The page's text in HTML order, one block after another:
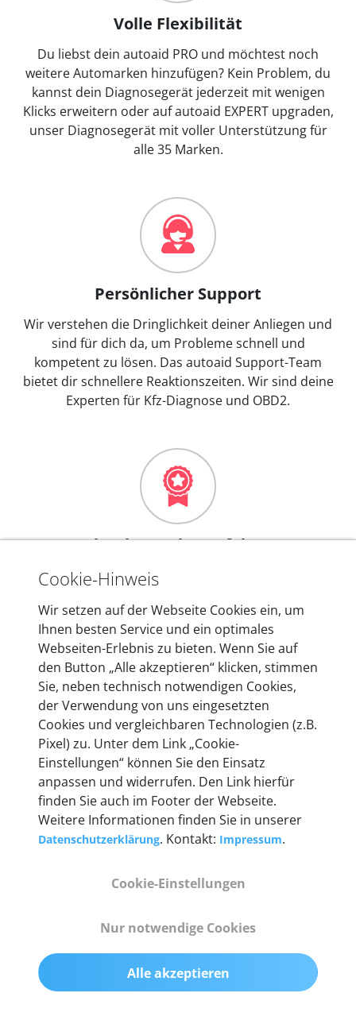
Volle Flexibilität
Du liebst dein autoaid PRO und möchtest noch
weitere Automarken hinzufügen? Kein Problem, du
kannst dein Diagnosegerät jederzeit mit wenigen
Klicks erweitern oder auf autoaid EXPERT upgraden,
unser Diagnosegerät mit voller Unterstützung für
alle 35 Marken.
Persönlicher Support
Wir verstehen die Dringlichkeit deiner Anliegen und
sind für dich da, um Probleme schnell und
kompetent zu lösen. Das autoaid Support-Team
bietet dir schnellere Reaktionszeiten. Wir sind deine
Experten für Kfz-Diagnose und OBD2.
Mehr als 10 Jahre Erfahrung
In den Kfz-Diagnosegeräten von autoaid stecken
entwickeln wir unsere Produkte am Standort in
Berlin laufend weiter. Auf diese Qualität vertrauen
heute mehr als 60.000 Privatkunden und
Unternehmen.
Technische Details &
Lieferumfang
55 mm x 25 mm x 12 mm
200 g
Cookie-Hinweis
Wir setzen auf der Webseite Cookies ein, um
Ihnen besten Service und ein optimales
Webseiten-Erlebnis zu bieten. Wenn Sie auf
den Button „Alle akzeptieren“ klicken, stimmen
Sie, neben technisch notwendigen Cookies,
der Verwendung von uns eingesetzten
Cookies und vergleichbaren Technologien (z.B.
Pixel) zu. Unter dem Link „Cookie-
Einstellungen“ können Sie den Einsatz
anpassen und widerrufen. Den Link hierfür
finden Sie auch im Footer der Webseite.
Weitere Informationen finden Sie in unserer
Datenschutzerklärung. Kontakt: Impressum.
Cookie-Einstellungen
Nur notwendige Cookies
Alle akzeptieren